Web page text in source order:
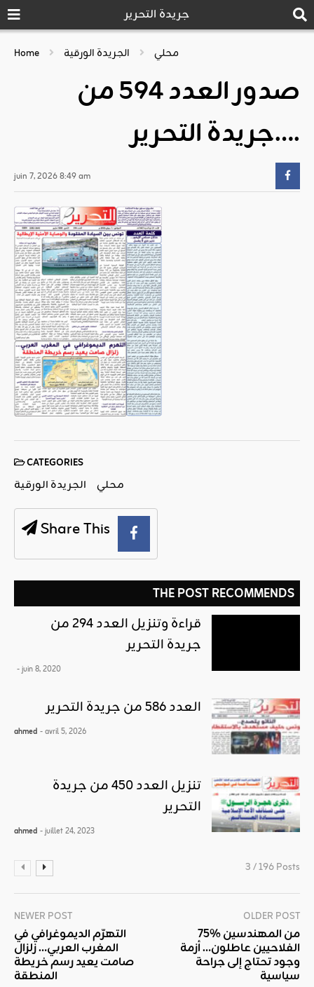
جريدة التحرير
Home محلي الجريدة الورقية
صدور العدد 594 من
جريدة التحرير….
juin 7, 2026 8:49 am
CATEGORIES
الجريدة الورقية محلي
Share This
THE POST RECOMMENDS
قراءة وتنزيل العدد 294 من
جريدة التحرير
- juin 8, 2020
العدد 586 من جريدة التحرير
ahmed - avril 5, 2026
تنزيل العدد 450 من جريدة
التحرير
ahmed - juillet 24, 2023
3 / 196 Posts
NEWER POST
التهرّم الديموغرافي في
المغرب العربي… زلزال
صامت يعيد رسم خريطة
المنطقة
OLDER POST
75% من المهندسين
الفلاحيين عاطلون… أزمة
وجود تحتاج إلى جراحة
سياسية